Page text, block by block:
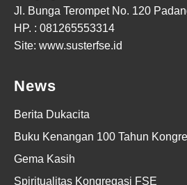
Jl. Bunga Terompet No. 120
HP. : 081265553314
Site: www.susterfse.id
News
Berita Dukacita
Buku Kenangan 100 Tahun
Gema Kasih
Spiritualitas Kongregasi FSE